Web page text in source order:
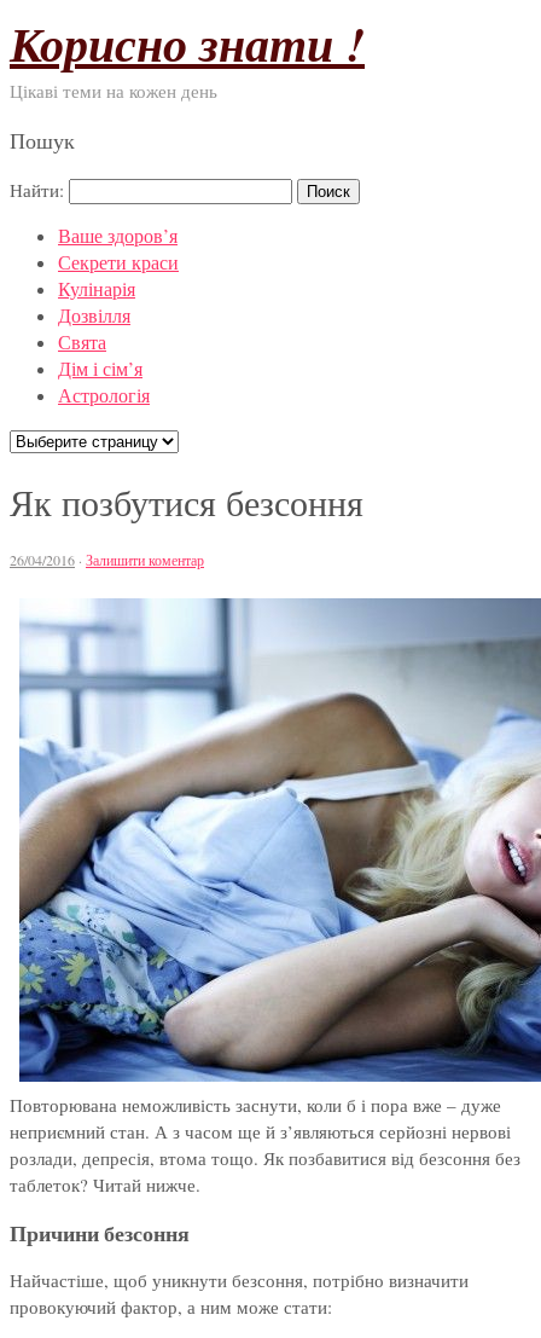
Корисно знати !
Цікаві теми на кожен день
Пошук
Найти:
Ваше здоров’я
Секрети краси
Кулінарія
Дозвілля
Свята
Дім і сім’я
Астрологія
Як позбутися безсоння
26/04/2016 · Залишити коментар
Повторювана неможливість заснути, коли б і пора вже – дуже
неприємний стан. А з часом ще й з’являються серйозні нервові
розлади, депресія, втома тощо. Як позбавитися від безсоння без
таблеток? Читай нижче.
Причини безсоння
Найчастіше, щоб уникнути безсоння, потрібно визначити
провокуючий фактор, а ним може стати: